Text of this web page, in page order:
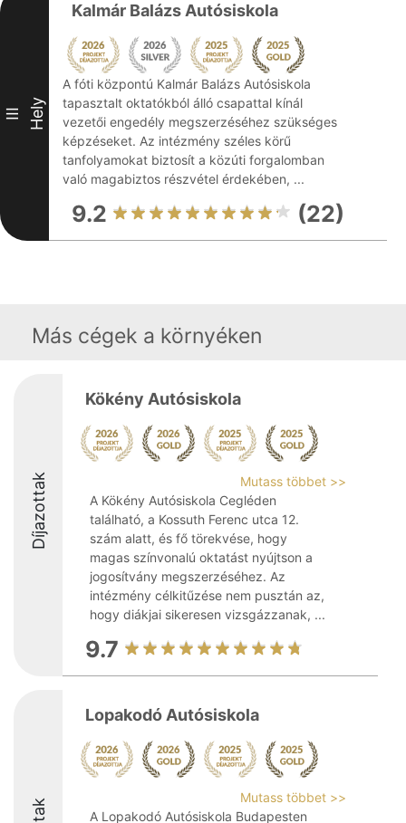
III Hely
Kalmár Balázs Autósiskola
A fóti központú Kalmár Balázs Autósiskola
tapasztalt oktatókból álló csapattal kínál
vezetői engedély megszerzéséhez szükséges
képzéseket. Az intézmény széles körű
tanfolyamokat biztosít a közúti forgalomban
való magabiztos részvétel érdekében, ...
9.2 (22)
Más cégek a környéken
Díjazottak
Kökény Autósiskola
Mutass többet >>
A Kökény Autósiskola Cegléden
található, a Kossuth Ferenc utca 12.
szám alatt, és fő törekvése, hogy
magas színvonalú oktatást nyújtson a
jogosítvány megszerzéséhez. Az
intézmény célkitűzése nem pusztán az,
hogy diákjai sikeresen vizsgázzanak, ...
9.7
Lopakodó Autósiskola
Mutass többet >>
A Lopakodó Autósiskola Budapesten